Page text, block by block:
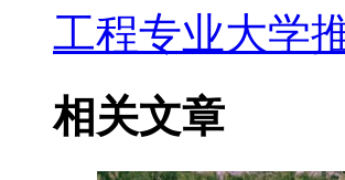
工程专业大学
相关文章